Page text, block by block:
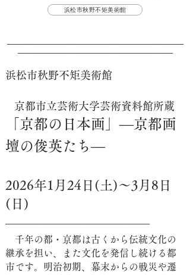
浜松市秋野不矩美術館
─────────────────────────────────
─────────────────────────────
浜松市秋野不矩美術館
京都市立芸術大学芸術資料館所蔵
「京都の日本画」―京都画
壇の俊英たち―
2026年1月24日(土)～3月8日
(日)
───────────────────────────
千年の都・京都は古くから伝統文化の
継承を担い、また文化を発信し続ける都
市です。明治初期、幕末からの戦災や遷